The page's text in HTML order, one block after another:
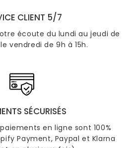
CLIENT 5/7
écoute du lundi au jeudi de
vendredi de 9h à 15h.
SÉCURISÉS
en ligne sont 100%
Payment, Paypal et Klarna